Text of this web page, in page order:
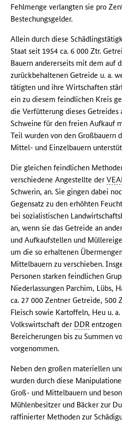
Fehlmenge verlangten sie pro
Bestechungsgelder.
Allein durch diese
Staat seit 1954 ca. 6 000 Ztr.
Bauern andererseits mit dem auf
zurückbehaltenen Getreide u. a.
tätigten und ihre Wirtschaften
ein zu diesem feindlichen Kreis
die Verfütterung dieses Getreides
Schweine für den freien Aufkauf
Teil wurden von den Großbauern
Mittel- und Einzelbauern
Die gleichen feindlichen
verschiedene Angestellte der
Schwerin, an. Sie gingen dabei
Gegensatz zu den erhöhten
bei sozialistischen
an, wenn sie das Getreide an
und Aufkaufstellen und
um die so erhaltenen
Mittelbauern zu verschieben.
Personen starken feindlichen
Niederlassungen Parchim, Lübs,
ca. 27 000 Zentner Getreide, 500
Fleisch sowie Kartoffeln, Heu u.
Volkswirtschaft der DDR
Bereicherungen bis zu Summen
vorgenommen.
Neben den großen materiellen
wurden durch diese
Groß- und Mittelbauern und
Mühlenbesitzer und Bäcker zur
raffinierter Methoden zur